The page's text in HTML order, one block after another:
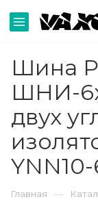
Шина
ШНИ-
двух
Главная —